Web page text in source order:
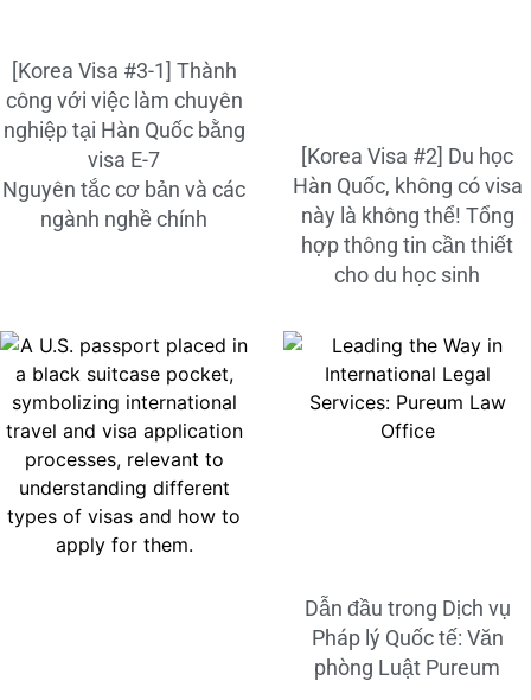
[Korea Visa #3-1] Thành
công với việc làm chuyên
nghiệp tại Hàn Quốc bằng
visa E-7
Nguyên tắc cơ bản và các
ngành nghề chính
[Korea Visa #2] Du học
Hàn Quốc, không có visa
này là không thể! Tổng
hợp thông tin cần thiết
cho du học sinh
Dẫn đầu trong Dịch vụ
Pháp lý Quốc tế: Văn
phòng Luật Pureum